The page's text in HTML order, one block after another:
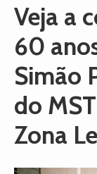
Veja a
60
Simão
do
Zona